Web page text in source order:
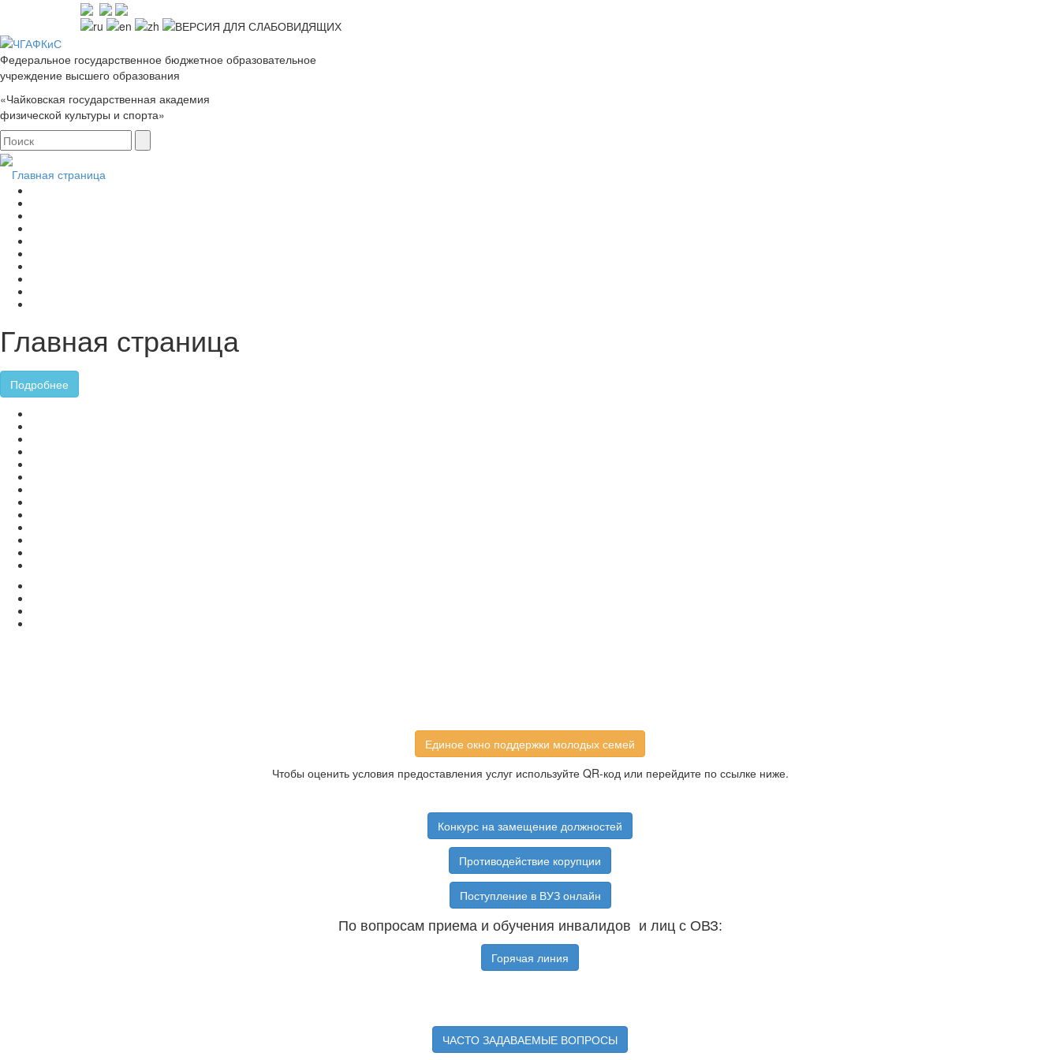
Федеральное государственное бюджетное образовательное
учреждение высшего образования
«Чайковская государственная академия
физической культуры и спорта»
Главная страница
Главная страница
Подробнее
Единое окно поддержки молодых семей
Чтобы оценить условия предоставления услуг используйте QR-код или перейдите по ссылке ниже.
Конкурс на замещение должностей
Противодействие корупции
Поступление в ВУЗ онлайн
По вопросам приема и обучения инвалидов и лиц с ОВЗ:
Горячая линия
ЧАСТО ЗАДАВАЕМЫЕ ВОПРОСЫ